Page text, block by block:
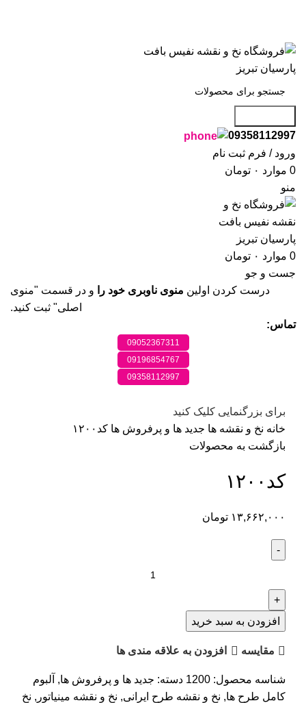
09358112997
ورود / فرم ثبت نام
0 موارد ۰ تومان
منو
0 موارد ۰ تومان
جست و جو
درست کردن اولین منوی ناوبری خود را و در قسمت "منوی
اصلی" ثبت کنید.
تماس:
09052367311
09196854767
09358112997
برای بزرگنمایی کلیک کنید
خانه نخ و نقشه ها جدید ها و پرفروش ها کد۱۲۰۰
بازگشت به محصولات
کد۱۲۰۰
۱۳,۶۶۲,۰۰۰ تومان
افزودن به سبد خرید
مقایسه افزودن به علاقه مندی ها
شناسه محصول: 1200 دسته: جدید ها و پرفروش ها, آلبوم
کامل طرح ها, نخ و نقشه طرح ایرانی, نخ و نقشه مینیاتور , نخ